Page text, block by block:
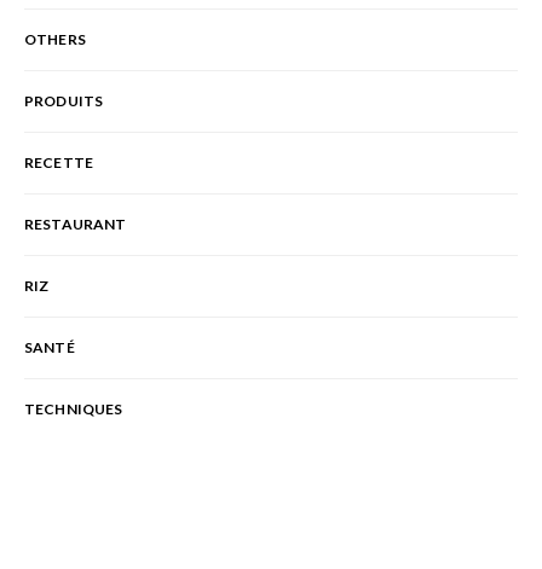
OTHERS
PRODUITS
RECETTE
RESTAURANT
RIZ
SANTÉ
TECHNIQUES